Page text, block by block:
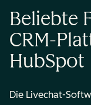
Beliebte
CRM-
HubSpot
Die Livechat-